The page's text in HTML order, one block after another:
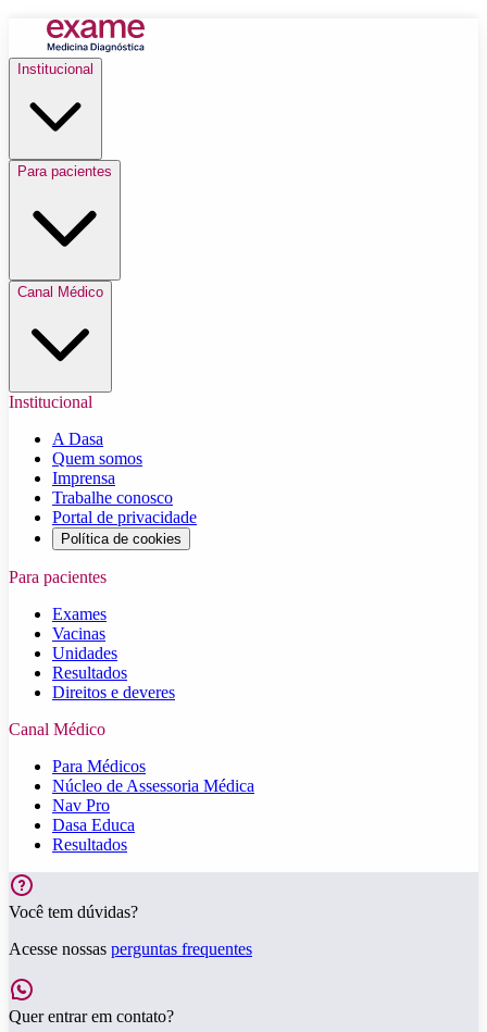
Institucional
Para pacientes
Canal Médico
Institucional
A Dasa
Quem somos
Imprensa
Trabalhe conosco
Portal de privacidade
Política de cookies
Para pacientes
Exames
Vacinas
Unidades
Resultados
Direitos e deveres
Canal Médico
Para Médicos
Núcleo de Assessoria Médica
Nav Pro
Dasa Educa
Resultados
Você tem dúvidas?
Acesse nossas perguntas frequentes
Quer entrar em contato?